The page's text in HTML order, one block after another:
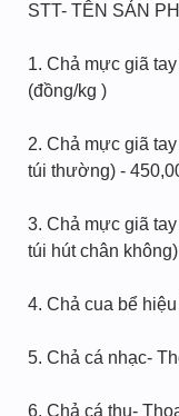
STT- TÊN SẢN
1. Chả mực giã
(đồng/kg )
2. Chả mực giã
túi thường) -
3. Chả mực giã
túi hút chân
4. Chả cua bể
5. Chả cá nhạc-
6. Chả cá thu-